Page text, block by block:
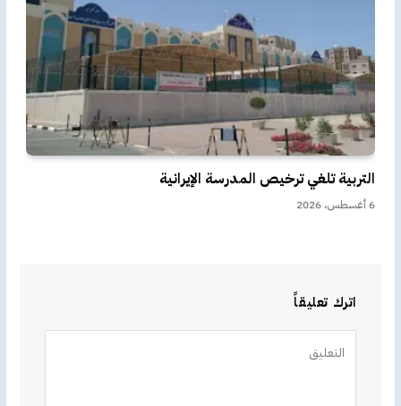
التربية تلغي ترخيص المدرسة الإيرانية
6 أغسطس، 2026
اترك تعليقاً